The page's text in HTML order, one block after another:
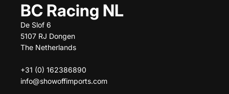
BC Racing NL
De Slof 6
5107 RJ Dongen
The Netherlands
+31 (0) 162386890
info@showoffimports.com